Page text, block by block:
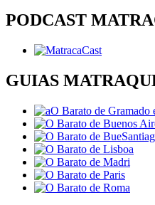
PODCAST
GUIAS